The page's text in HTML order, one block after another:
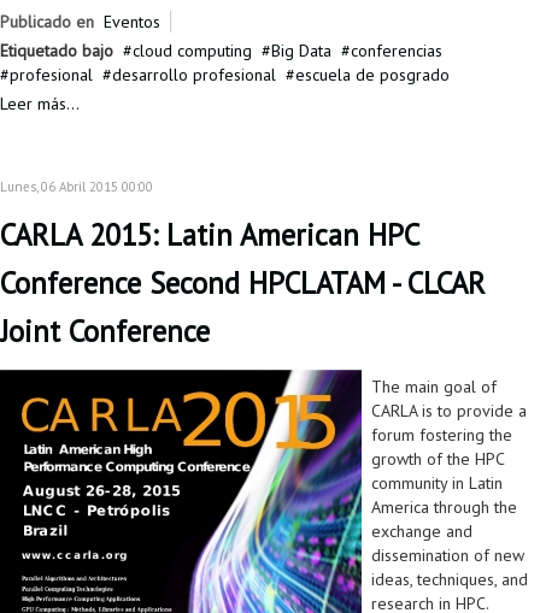
Publicado en Eventos
Etiquetado bajo
cloud computing Big Data
conferencias
profesional
desarrollo profesional
escuela de posgrado
Leer más...
Lunes, 06 Abril 2015 00:00
CARLA 2015: Latin American HPC
Conference Second HPCLATAM - CLCAR
Joint Conference
The main goal of
CARLA is to provide a
forum fostering the
growth of the HPC
community in Latin
America through the
exchange and
dissemination of new
ideas, techniques, and
research in HPC.